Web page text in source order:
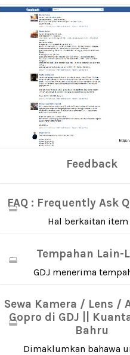
Feedback
FAQ : Frequently Ask
Hal berkaitan item
Tempahan Lain-
GDJ menerima
Sewa Kamera / Lens /
Gopro di GDJ ||
Bahru
Dimaklumkan bahawa